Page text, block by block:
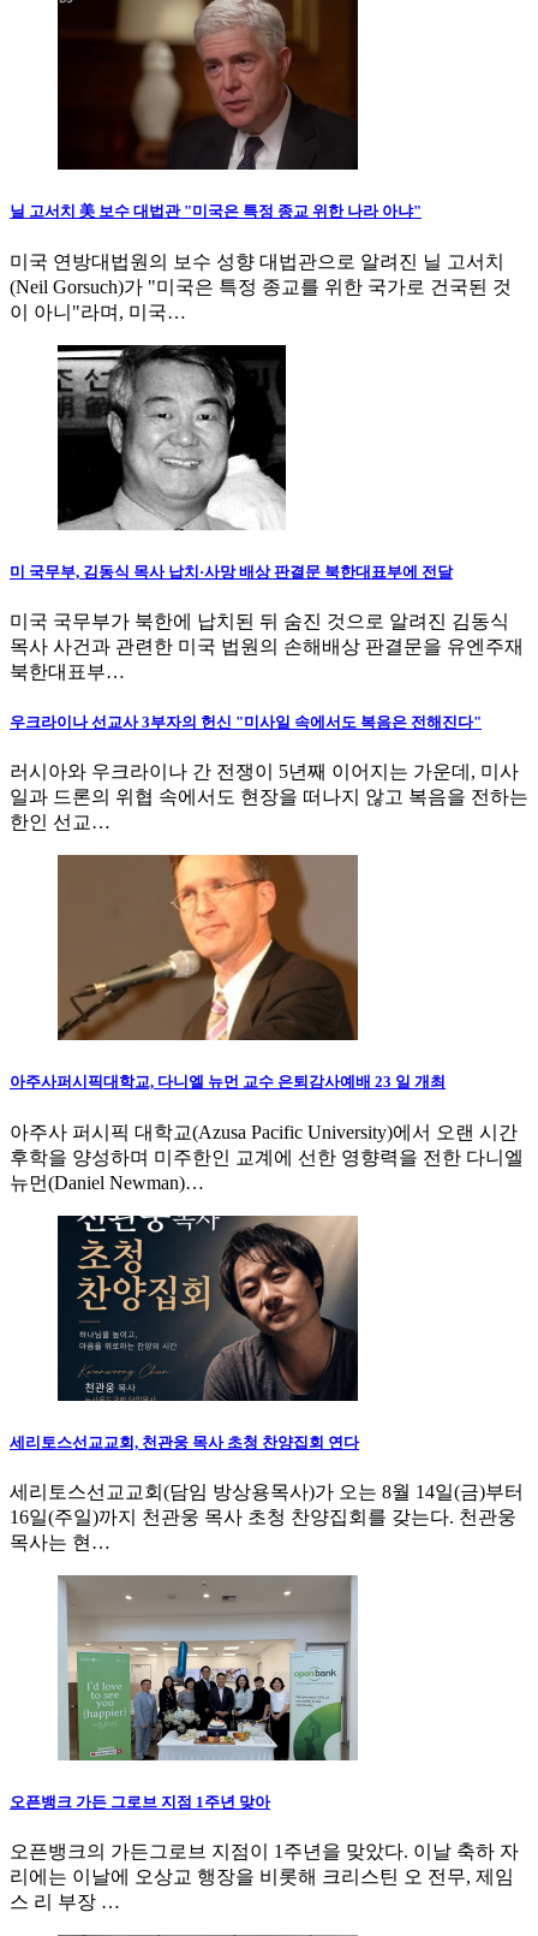
닐 고서치 美 보수 대법관 "미국은 특정 종교 위한 나라 아냐"
미국 연방대법원의 보수 성향 대법관으로 알려진 닐 고서치
(Neil Gorsuch)가 "미국은 특정 종교를 위한 국가로 건국된 것
이 아니"라며, 미국…
미 국무부, 김동식 목사 납치·사망 배상 판결문 북한대표부에 전달
미국 국무부가 북한에 납치된 뒤 숨진 것으로 알려진 김동식
목사 사건과 관련한 미국 법원의 손해배상 판결문을 유엔주재
북한대표부…
우크라이나 선교사 3부자의 헌신 "미사일 속에서도 복음은 전해진다"
러시아와 우크라이나 간 전쟁이 5년째 이어지는 가운데, 미사
일과 드론의 위협 속에서도 현장을 떠나지 않고 복음을 전하는
한인 선교…
아주사퍼시픽대학교, 다니엘 뉴먼 교수 은퇴감사예배 23 일 개최
아주사 퍼시픽 대학교(Azusa Pacific University)에서 오랜 시간
후학을 양성하며 미주한인 교계에 선한 영향력을 전한 다니엘
뉴먼(Daniel Newman)…
세리토스선교교회, 천관웅 목사 초청 찬양집회 연다
세리토스선교교회(담임 방상용목사)가 오는 8월 14일(금)부터
16일(주일)까지 천관웅 목사 초청 찬양집회를 갖는다. 천관웅
목사는 현…
오픈뱅크 가든 그로브 지점 1주년 맞아
오픈뱅크의 가든그로브 지점이 1주년을 맞았다. 이날 축하 자
리에는 이날에 오상교 행장을 비롯해 크리스틴 오 전무, 제임
스 리 부장 …